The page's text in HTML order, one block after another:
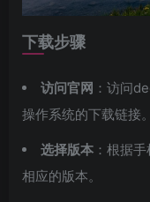
下载步骤
访问官网 ：访问
操作系统的下载链接。
选择版本 ：根据
相应的版本。